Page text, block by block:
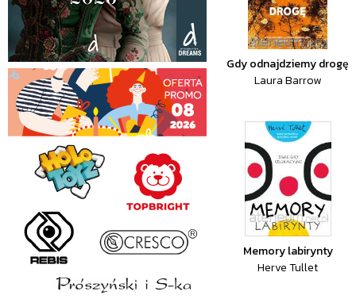
Gdy odnajdziemy drogę
Laura Barrow
Memory labirynty
Herve Tullet